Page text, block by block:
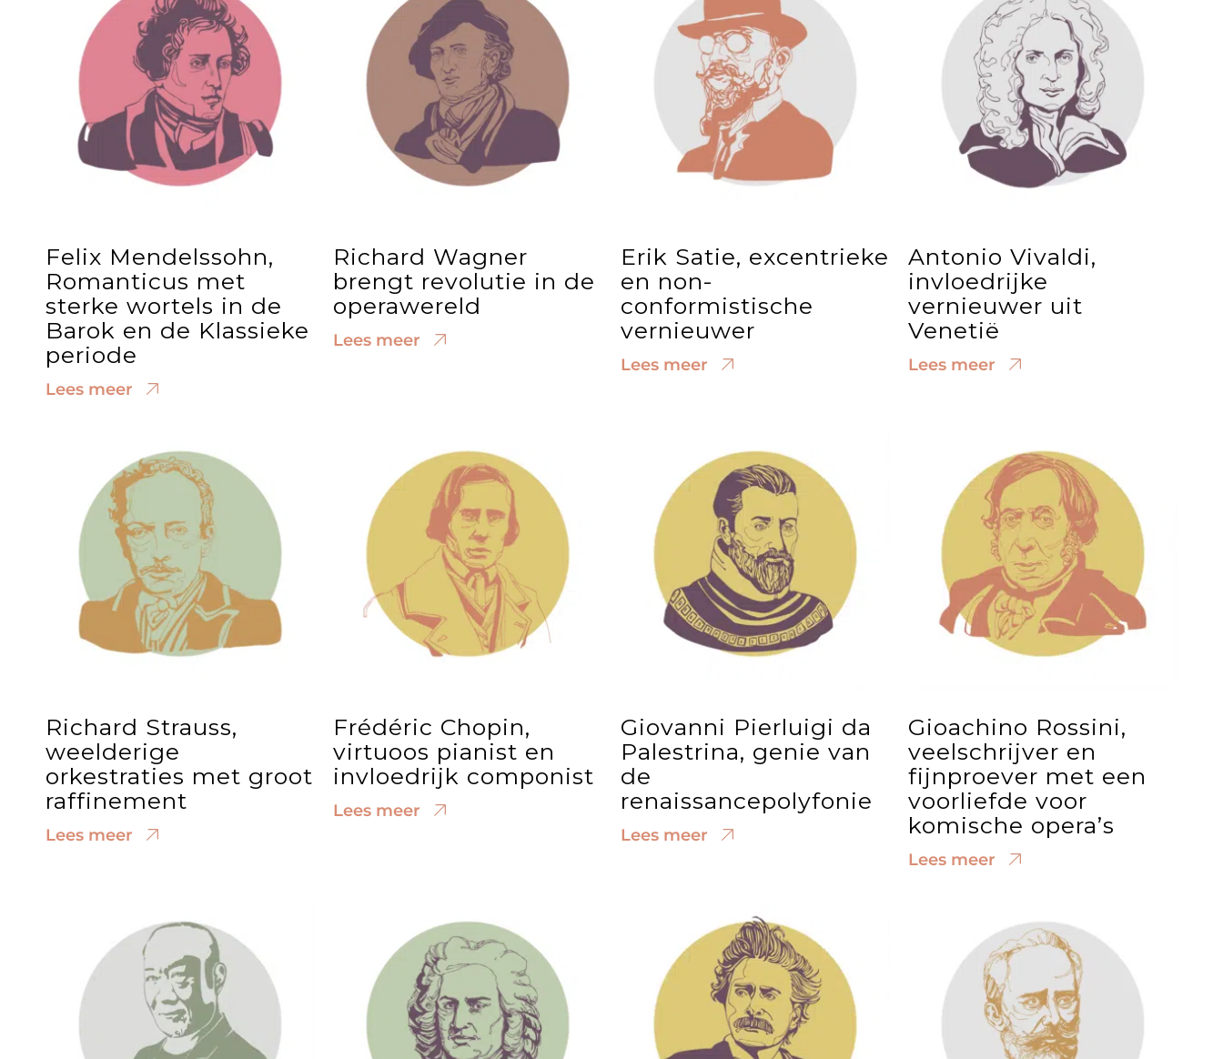
Felix Mendelssohn,
Romanticus met
sterke wortels in de
Barok en de Klassieke
periode
Lees meer
Richard Wagner
brengt revolutie in de
operawereld
Lees meer
Erik Satie, excentrieke
en non-
conformistische
vernieuwer
Lees meer
Antonio Vivaldi,
invloedrijke
vernieuwer uit
Venetië
Lees meer
Richard Strauss,
weelderige
orkestraties met groot
raffinement
Lees meer
Frédéric Chopin,
virtuoos pianist en
invloedrijk componist
Lees meer
Giovanni Pierluigi da
Palestrina, genie van
de
renaissancepolyfonie
Lees meer
Gioachino Rossini,
veelschrijver en
fijnproever met een
voorliefde voor
komische opera’s
Lees meer